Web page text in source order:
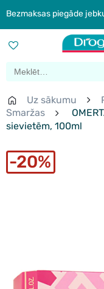
Bezmaksas piegāde
Uz sākumu
Smaržas
sievietēm, 100ml
20%